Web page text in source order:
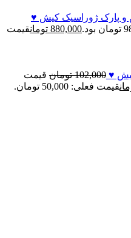
و پارک ژوراسیک کیش ♥
880,000 تومانقیمت
♥
102,000 تومان قیمت
قیمت فعلی: 50,000 تومان.